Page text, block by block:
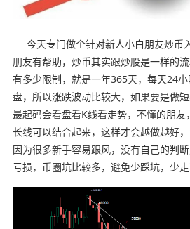
今天专门做个针对新人小白朋友炒币
朋友有帮助，炒币其实跟炒股是一样的
有多少限制，就是一年365天，每天24
盘，所以涨跌波动比较大，如果要是做短
最起码会看盘看K线看走势，不懂的朋
长线可以结合起来，这样才会越做越好，
因为很多新手容易跟风，没有自己的判
亏损，币圈坑比较多，避免少踩坑，少走